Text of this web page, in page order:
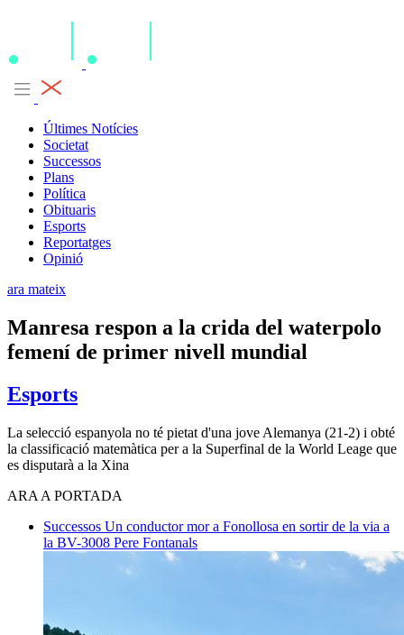
Últimes Notícies
Societat
Successos
Plans
Política
Obituaris
Esports
Reportatges
Opinió
ara mateix
Manresa respon a la crida del waterpolo
femení de primer nivell mundial
Esports
La selecció espanyola no té pietat d'una jove Alemanya (21-2) i obté
la classificació matemàtica per a la Superfinal de la World Leage que
es disputarà a la Xina
ARA A PORTADA
Successos Un conductor mor a Fonollosa en sortir de la via a
la BV-3008 Pere Fontanals